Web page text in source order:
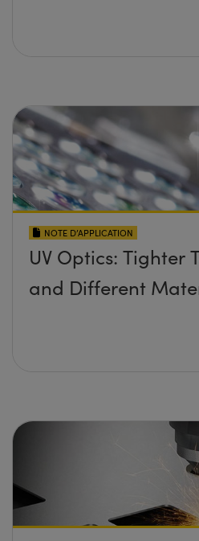
NOTE D’APPLICATION
UV Optics: Tighter
and Different